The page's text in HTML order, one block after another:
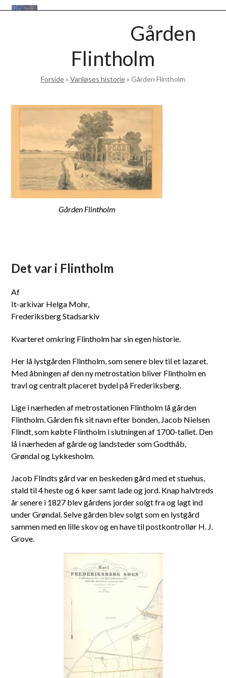
Skip
Open
Close
Gården
Flintholm
Forside» Vanløses historie» Gården Flintholm
Gården Flintholm
Det var i Flintholm
Af
It-arkivar Helga Mohr,
Frederiksberg Stadsarkiv
Kvarteret omkring Flintholm har sin egen historie.
Her lå lystgården Flintholm, som senere blev til et lazaret.
Med åbningen af den ny metrostation bliver Flintholm en
travl og centralt placeret bydel på Frederiksberg.
Lige i nærheden af metrostationen Flintholm lå gården
Flintholm. Gården fik sit navn efter bonden, Jacob Nielsen
Flindt, som købte Flintholm i slutningen af 1700-tallet. Den
lå i nærheden af gårde og landsteder som Godthåb,
Grøndal og Lykkesholm.
Jacob Flindts gård var en beskeden gård med et stuehus,
stald til 4 heste og 6 køer samt lade og jord. Knap halvtreds
år senere i 1827 blev gårdens jorder solgt fra og lagt ind
under Grøndal. Selve gården blev solgt som en lystgård
sammen med en lille skov og en have til postkontrollør H. J.
Grove.